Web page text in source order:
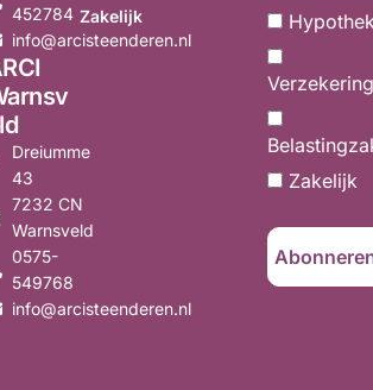
452784
info@arcisteenderen.nl
Dreiumme
43
7232 CN
Warnsveld
0575-
549768
info@arcisteenderen.nl
Zakelijk
Zakelijk